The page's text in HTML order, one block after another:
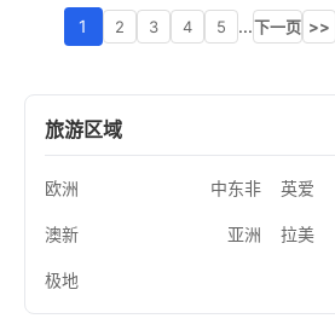
1 2 3 4 5 ...下一页 >>
旅游区域
欧洲 中东非 英爱
澳新 亚洲 拉美
极地